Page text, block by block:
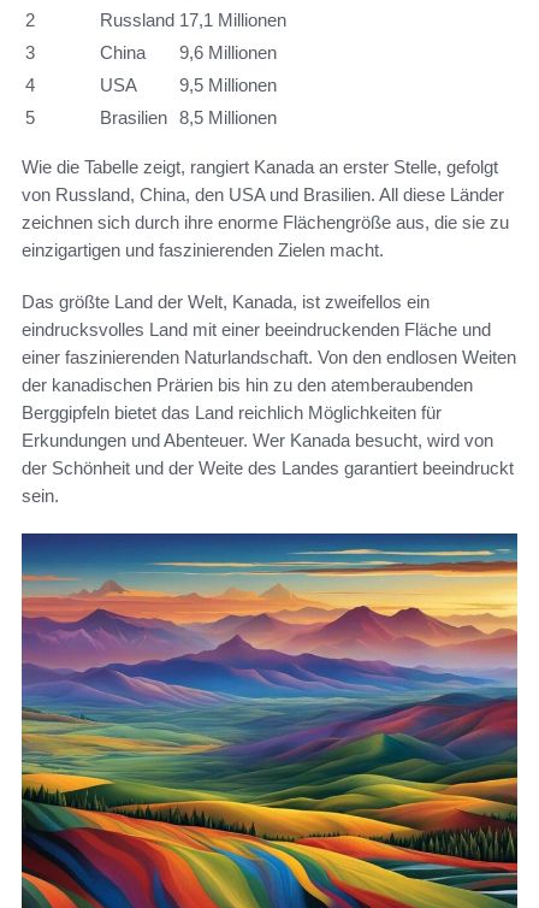
2
Russland 17,1 Millionen
3
China
9,6 Millionen
4
USA
9,5 Millionen
5
Brasilien 8,5 Millionen
Wie die Tabelle zeigt, rangiert Kanada an erster Stelle, gefolgt
von Russland, China, den USA und Brasilien. All diese Länder
zeichnen sich durch ihre enorme Flächengröße aus, die sie zu
einzigartigen und faszinierenden Zielen macht.
Das größte Land der Welt, Kanada, ist zweifellos ein
eindrucksvolles Land mit einer beeindruckenden Fläche und
einer faszinierenden Naturlandschaft. Von den endlosen Weiten
der kanadischen Prärien bis hin zu den atemberaubenden
Berggipfeln bietet das Land reichlich Möglichkeiten für
Erkundungen und Abenteuer. Wer Kanada besucht, wird von
der Schönheit und der Weite des Landes garantiert beeindruckt
sein.